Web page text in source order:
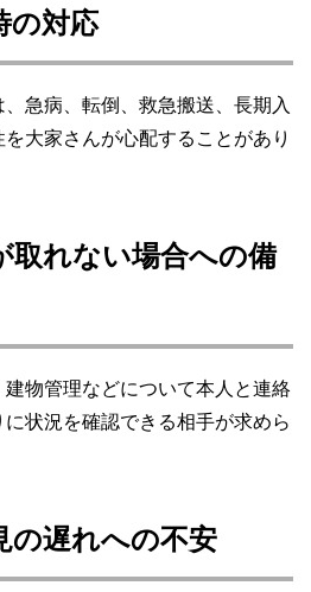
の対応
急病、転倒、救急搬送、長期入
大家さんが心配することがあり
取れない場合への備
物管理などについて本人と連絡
状況を確認できる相手が求めら
の遅れへの不安